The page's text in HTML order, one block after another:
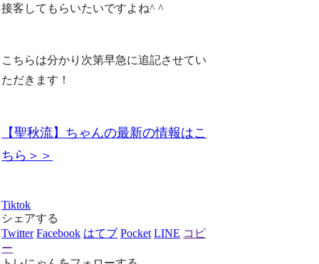
接客してもらいたいですよね^ ^
こちらは分かり次第早急に追記させてい
ただきます！
【聖秋流】ちゃんの最新の情報はこ
ちら＞＞
Tiktok
シェアする
Twitter Facebook はてブ Pocket LINE コピ
ー